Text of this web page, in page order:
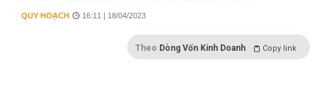
QUY HOẠCH 16:11 | 18/04/2023
Theo Dòng Vốn Kinh Doanh Copy link